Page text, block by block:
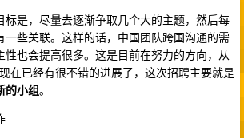
标是，尽量去逐渐争取几个大的主题，然后每
一些关联。这样的话，中国团队跨国沟通的需
性也会提高很多。这是目前在努力的方向，从
在已经有很不错的进展了，这次招聘主要就是
的小组。